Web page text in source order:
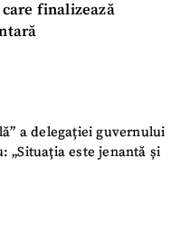
finalizează
a delegației guvernului
„Situația este jenantă și